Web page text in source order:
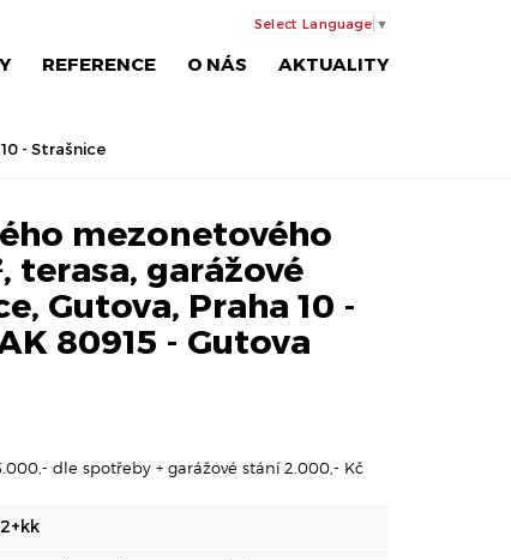
REFERENCE O NÁS AKTUALITY
Select Language ▼
- Strašnice
mezonetového
terasa, garážové
Gutova, Praha 10 -
80915 - Gutova
dle spotřeby + garážové stání 2.000,- Kč